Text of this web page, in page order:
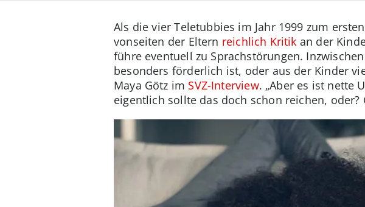
Als die vier Teletubbies im Jahr 1999 zum
vonseiten der Eltern reichlich Kritik an der
führe eventuell zu Sprachstörungen.
besonders förderlich ist, oder aus der Kinder
Maya Götz im SVZ-Interview. „Aber es ist nette
eigentlich sollte das doch schon reichen,